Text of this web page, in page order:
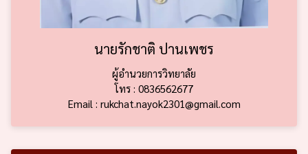
นายรักชาติ ปานเพชร
ผู้อำนวยการวิทยาลัย
โทร : 0836562677
Email : rukchat.nayok2301@gmail.com